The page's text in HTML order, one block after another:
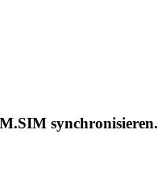
synchronisieren.